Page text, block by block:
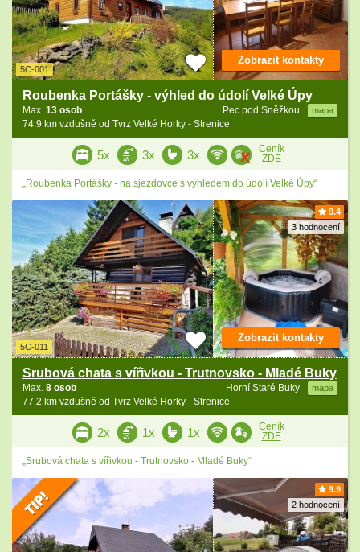
5C-001
Roubenka Portášky - výhled do údolí Velké Úpy
Pec pod Sněžkou mapa
Max. 13 osob
74.9 km vzdušně od Tvrz Velké Horky - Strenice
Zobrazit kontakty
5x 3x 3x
Ceník
ZDE
„Roubenka Portášky - na sjezdovce s výhledem do údolí Velké Úpy“
9.4
3 hodnocení
5C-011
Srubová chata s vířivkou - Trutnovsko - Mladé Buky
Horní Staré Buky mapa
Max. 8 osob
77.2 km vzdušně od Tvrz Velké Horky - Strenice
Zobrazit kontakty
2x 1x 1x
Ceník
ZDE
„Srubová chata s vířivkou - Trutnovsko - Mladé Buky“
9.9
2 hodnocení